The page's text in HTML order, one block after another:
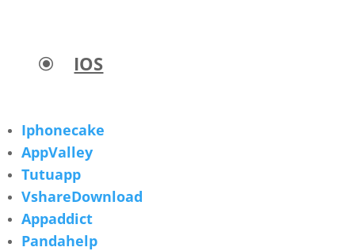
\ IOS
Iphonecake
AppValley
Tutuapp
VshareDownload
Appaddict
Pandahelp